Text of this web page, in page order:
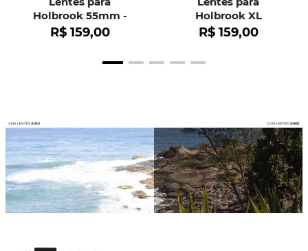
Holbrook 55mm -
OO9102
R$ 159,00
Holbrook XL
R$ 159,00